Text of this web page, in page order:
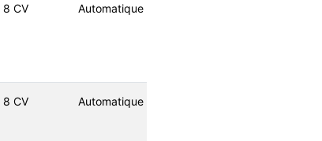
8 CV Automatique
8 CV Automatique